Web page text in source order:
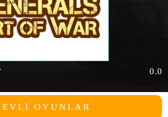
0.0
OYUNLAR